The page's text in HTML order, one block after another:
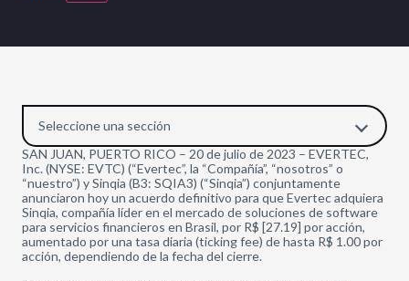
Seleccione una sección
SAN JUAN, PUERTO RICO – 20 de julio de 2023 – EVERTEC,
Inc. (NYSE: EVTC) (“Evertec”, la “Compañía”, “nosotros” o
“nuestro”) y Sinqia (B3: SQIA3) (“Sinqia”) conjuntamente
anunciaron hoy un acuerdo definitivo para que Evertec adquiera
Sinqia, compañía líder en el mercado de soluciones de software
para servicios financieros en Brasil, por R$ [27.19] por acción,
aumentado por una tasa diaria (ticking fee) de hasta R$ 1.00 por
acción, dependiendo de la fecha del cierre.